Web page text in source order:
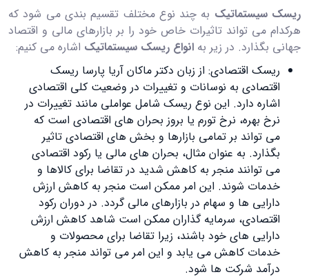
ریسک سیستماتیک به چند نوع مختلف تقسیم ‌بندی می ‌شود که
هرکدام می ‌تواند تاثیرات خاص خود را بر بازارهای مالی و اقتصاد
جهانی بگذارد. در زیر به انواع ریسک سیستماتیک اشاره می ‌کنیم:
ریسک اقتصادی: از زبان دکتر ماکان آریا پارسا ریسک
اقتصادی به نوسانات و تغییرات در وضعیت کلی اقتصادی
اشاره دارد. این نوع ریسک شامل عواملی مانند تغییرات در
نرخ بهره، نرخ تورم یا بروز بحران ‌های اقتصادی است که
می ‌تواند بر تمامی بازارها و بخش ‌های اقتصادی تاثیر
بگذارد. به عنوان مثال، بحران ‌های مالی یا رکود اقتصادی
می ‌توانند منجر به کاهش شدید در تقاضا برای کالاها و
خدمات شوند. این امر ممکن است منجر به کاهش ارزش
دارایی ‌ها و سهام در بازارهای مالی گردد. در دوران رکود
اقتصادی، سرمایه‌ گذاران ممکن است شاهد کاهش ارزش
دارایی ‌های خود باشند، زیرا تقاضا برای محصولات و
خدمات کاهش می ‌یابد و این امر می ‌تواند منجر به کاهش
درآمد شرکت ‌ها شود.